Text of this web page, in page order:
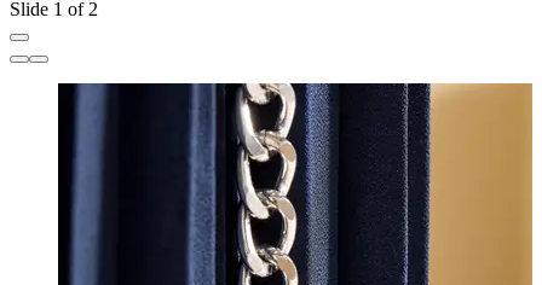
Slide 1 of 2